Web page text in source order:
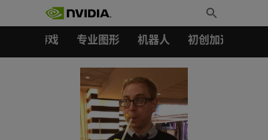
Toggle
Search
游戏 专业图形 机器人 初创加速会员成